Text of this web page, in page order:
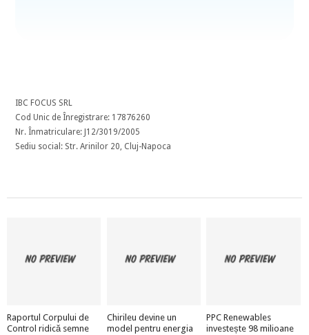
IBC FOCUS SRL
Cod Unic de Înregistrare: 17876260
Nr. Înmatriculare: J12/3019/2005
Sediu social: Str. Arinilor 20, Cluj-Napoca
Raportul Corpului de
Control ridică semne
Chirileu devine un
model pentru energia
PPC Renewables
investește 98 milioane